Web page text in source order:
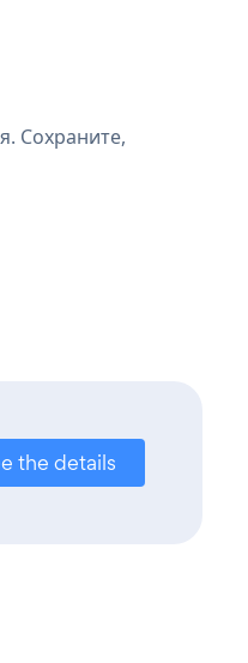
Сохраните,
the details